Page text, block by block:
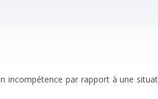
incompétence par rapport à une